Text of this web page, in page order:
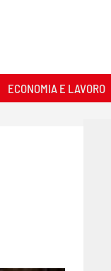
ECONOMIA E LAVORO